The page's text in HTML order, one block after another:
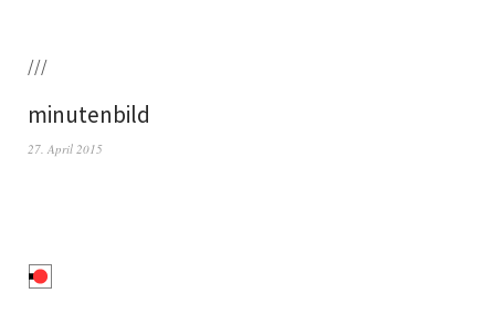
///
minutenbild
27. April 2015